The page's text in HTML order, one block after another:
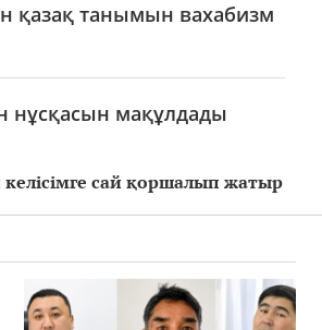
сай қоршалып жатыр
қазақ танымын вахабизм
нұсқасын мақұлдады